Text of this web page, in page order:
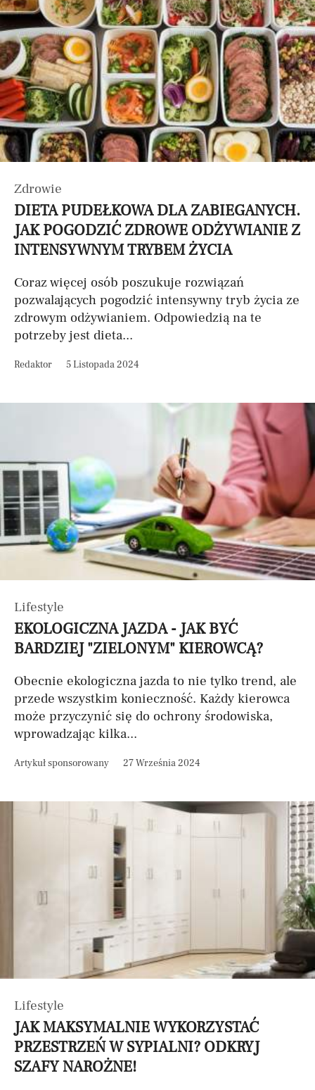
Zdrowie
DIETA PUDEŁKOWA DLA ZABIEGANYCH.
JAK POGODZIĆ ZDROWE ODŻYWIANIE Z
INTENSYWNYM TRYBEM ŻYCIA
Coraz więcej osób poszukuje rozwiązań
pozwalających pogodzić intensywny tryb życia ze
zdrowym odżywianiem. Odpowiedzią na te
potrzeby jest dieta...
Redaktor 5 Listopada 2024
Lifestyle
EKOLOGICZNA JAZDA - JAK BYĆ
BARDZIEJ "ZIELONYM" KIEROWCĄ?
Obecnie ekologiczna jazda to nie tylko trend, ale
przede wszystkim konieczność. Każdy kierowca
może przyczynić się do ochrony środowiska,
wprowadzając kilka...
Artykuł sponsorowany 27 Września 2024
Lifestyle
JAK MAKSYMALNIE WYKORZYSTAĆ
PRZESTRZEŃ W SYPIALNI? ODKRYJ
SZAFY NAROŻNE!